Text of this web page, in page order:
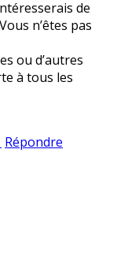
de
n’êtes pas
ou d’autres
à tous les
Répondre